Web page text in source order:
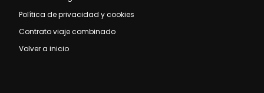
Política de privacidad y cookies
Contrato viaje combinado
Volver a inicio